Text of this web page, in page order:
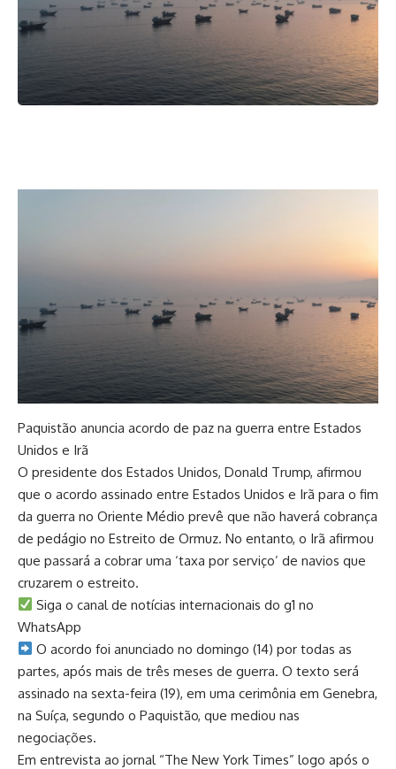
Paquistão anuncia acordo de paz na guerra entre Estados
Unidos e Irã
O presidente dos Estados Unidos, Donald Trump, afirmou
que o acordo assinado entre Estados Unidos e Irã para o fim
da guerra no Oriente Médio prevê que não haverá cobrança
de pedágio no Estreito de Ormuz. No entanto, o Irã afirmou
que passará a cobrar uma ‘taxa por serviço’ de navios que
cruzarem o estreito.
Siga o canal de notícias internacionais do g1 no
WhatsApp
O acordo foi anunciado no domingo (14) por todas as
partes, após mais de três meses de guerra. O texto será
assinado na sexta-feira (19), em uma cerimônia em Genebra,
na Suíça, segundo o Paquistão, que mediou nas
negociações.
Em entrevista ao jornal “The New York Times” logo após o